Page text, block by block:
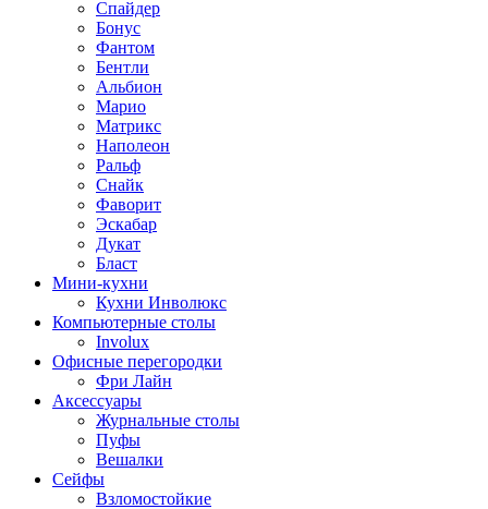
Спайдер
Бонус
Фантом
Бентли
Альбион
Марио
Матрикс
Наполеон
Ральф
Снайк
Фаворит
Эскабар
Дукат
Бласт
Мини-кухни
Кухни Инволюкс
Компьютерные столы
Involux
Офисные перегородки
Фри Лайн
Аксессуары
Журнальные столы
Пуфы
Bешалки
Сейфы
Взломостойкие